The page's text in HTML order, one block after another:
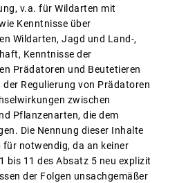
v.a. für Wildarten mit
Kenntnisse über
Wildarten, Jagd und Land-,
Kenntnisse der
Prädatoren und Beutetieren
Regulierung von Prädatoren
zwischen
Pflanzenarten, die dem
Die Nennung dieser Inhalte
notwendig, da an keiner
bis 11 des Absatz 5 neu explizit
der Folgen unsachgemäßer